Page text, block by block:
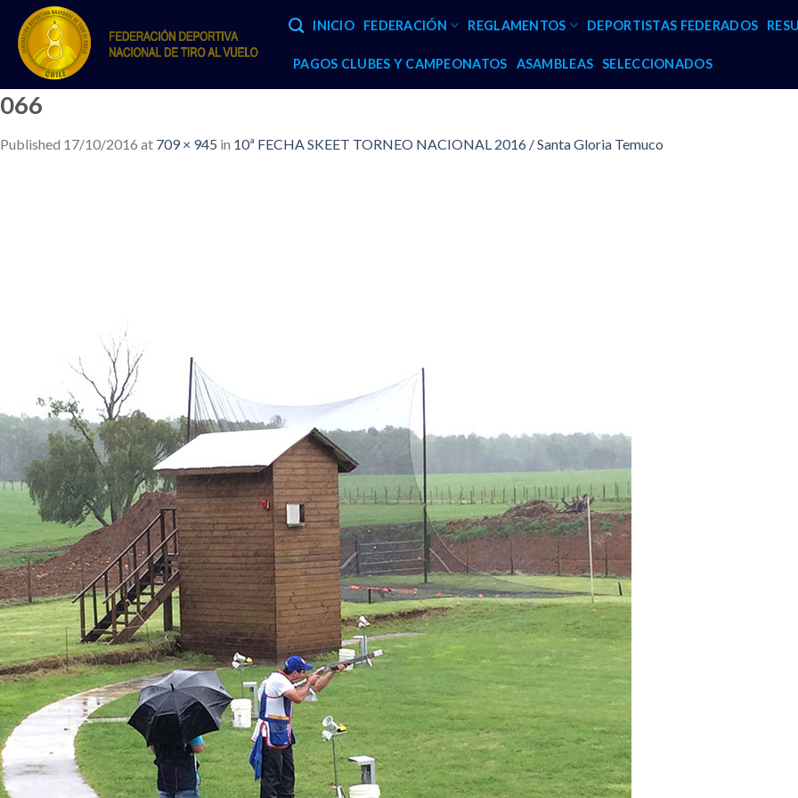
content
INICIO FEDERACIÓN REGLAMENTOS DEPORTISTAS FEDERADOS
PAGOS CLUBES Y CAMPEONATOS ASAMBLEAS SELECCIONADOS
066
Published 17/10/2016 at 709 × 945 in 10ª FECHA SKEET TORNEO NACIONAL 2016 / Santa Gloria Temuco